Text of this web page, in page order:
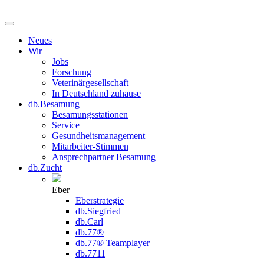
Neues
Wir
Jobs
Forschung
Veterinärgesellschaft
In Deutschland zuhause
db.Besamung
Besamungsstationen
Service
Gesundheitsmanagement
Mitarbeiter-Stimmen
Ansprechpartner Besamung
db.Zucht
Eber
Eberstrategie
db.Siegfried
db.Carl
db.77®
db.77® Teamplayer
db.7711